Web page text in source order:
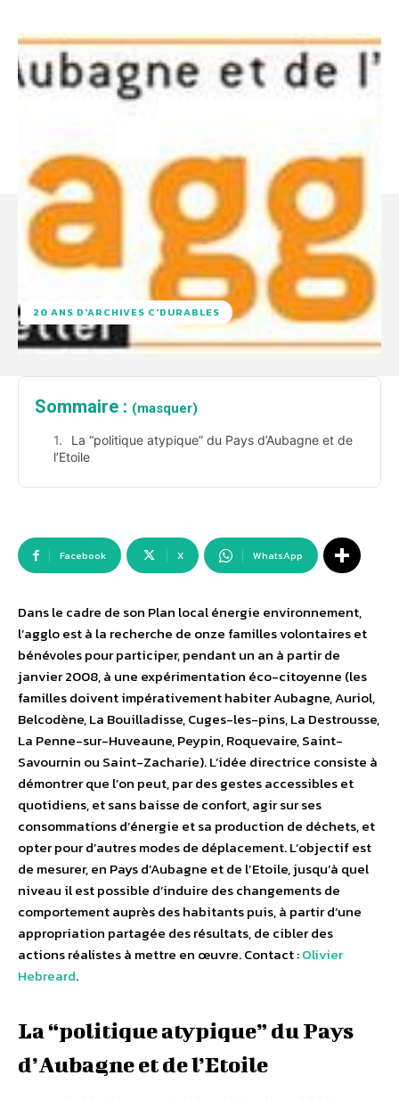
20 ANS D'ARCHIVES C'DURABLES
Sommaire : (masquer)
La “politique atypique” du Pays d’Aubagne et de
l’Etoile
Facebook X WhatsApp
Dans le cadre de son Plan local énergie environnement,
l’agglo est à la recherche de onze familles volontaires et
bénévoles pour participer, pendant un an à partir de
janvier 2008, à une expérimentation éco-citoyenne (les
familles doivent impérativement habiter Aubagne, Auriol,
Belcodène, La Bouilladisse, Cuges-les-pins, La Destrousse,
La Penne-sur-Huveaune, Peypin, Roquevaire, Saint-
Savournin ou Saint-Zacharie). L’idée directrice consiste à
démontrer que l’on peut, par des gestes accessibles et
quotidiens, et sans baisse de confort, agir sur ses
consommations d’énergie et sa production de déchets, et
opter pour d’autres modes de déplacement. L’objectif est
de mesurer, en Pays d’Aubagne et de l’Etoile, jusqu’à quel
niveau il est possible d’induire des changements de
comportement auprès des habitants puis, à partir d’une
appropriation partagée des résultats, de cibler des
actions réalistes à mettre en œuvre. Contact :Olivier
Hebreard.
La “politique atypique” du Pays
d’Aubagne et de l’Etoile